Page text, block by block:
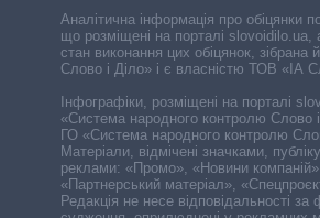
Аналітична інформація про обіцянки
що розміщені на порталі slovoidilo.ua,
стан виконання цих обіцянок, зібрана
Слово і Діло» і є власністю ТОВ «ІА
Інфографіки, розміщені на порталі
«Система народного контролю Слово і
ГО «Система народного контролю
Матеріали, відмічені значками,
реклами: «Промо», «Новини
«Партнерський матеріал»,
Редакція не несе відповідальності за